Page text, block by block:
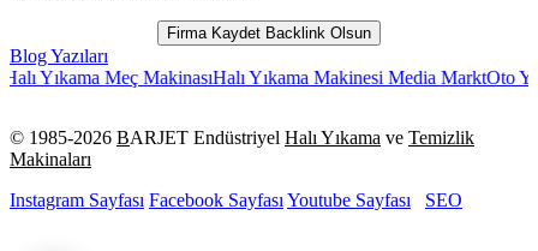
Firma Kaydet Backlink Olsun
Blog Yazıları
Meç MakinasıHalı Yıkama Makinesi Media MarktOto Yıkama
© 1985-2026 BARJET Endüstriyel Halı Yıkama ve Temizlik
Makinaları
Instagram Sayfası Facebook SayfasıYoutube Sayfası SEO